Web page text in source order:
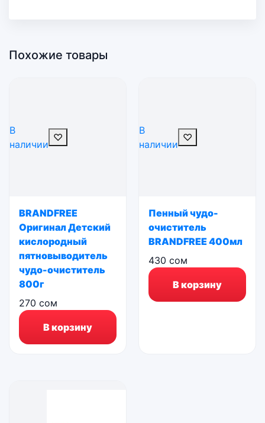
Похожие товары
В
наличии
♡
BRANDFREE
Оригинал Детский
кислородный
пятновыводитель
чудо-очиститель
800г
270 сом
В корзину
В
наличии
♡
Пенный чудо-
очиститель
BRANDFREE 400мл
430 сом
В корзину